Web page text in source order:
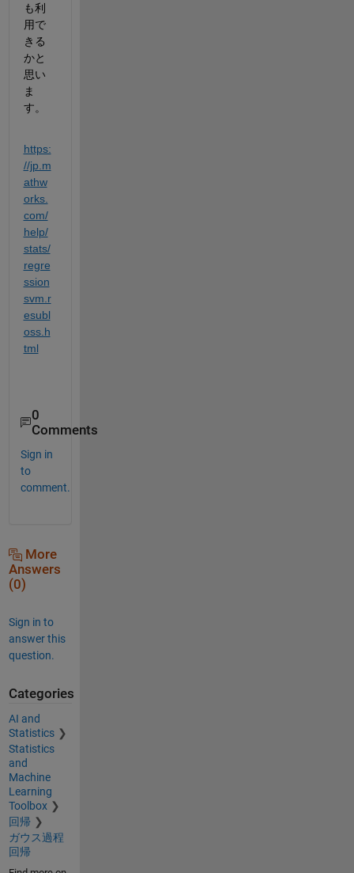
も利
用で
きる
かと
思い
ま
す。
https:
//jp.m
athw
orks.
com/
help/
stats/
regre
ssion
svm.r
esubl
oss.h
tml
0
Comments
Sign in
to
comment.
More
Answers
(0)
Sign in to
answer this
question.
Categories
AI and
Statistics
Statistics
and
Machine
Learning
Toolbox
回帰
ガウス過程
回帰